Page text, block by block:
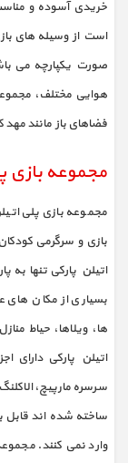
خریدی آسوده و
است از وسیله های
صورت یکپارچه می
هوایی مختلف،
فضاهای باز مانند
مجموعه بازی
مجموعه بازی پلی
بازی و سرگرمی
اتیلن پارکی تنها
بسیاری از مکان
ها، ویلاها، حیاط
اتیلن پارکی
سرسره مارپیچ،
ساخته شده اند
وارد نمی کنند.